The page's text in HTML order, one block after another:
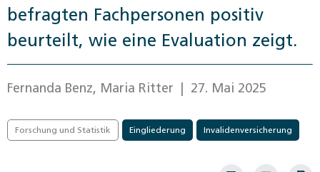
befragten Fachpersonen positiv
beurteilt, wie eine Evaluation zeigt.
Fernanda Benz, Maria Ritter | 27. Mai 2025
Forschung und Statistik Eingliederung Invalidenversicherung